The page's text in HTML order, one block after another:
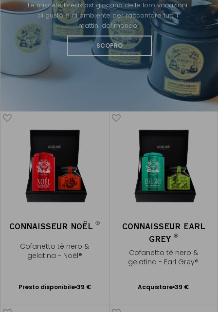
Le miscele breakfast giocano delle loro variazioni
di gusto e di ambiente per raccontare tutti i
mattini del mondo
SCOPRO
CONNAISSEUR NOËL®
Cofanetto tè nero &
gelatina - Noël®
Presto disponibile 39 €
CONNAISSEUR EARL
GREY ®
Cofanetto tè nero &
gelatina - Earl Grey®
Acquistare 39 €
Aggiungere